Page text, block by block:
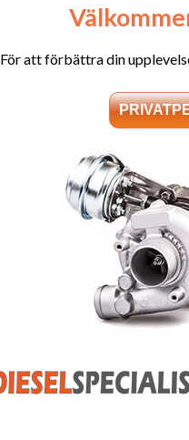
För att förbättra din